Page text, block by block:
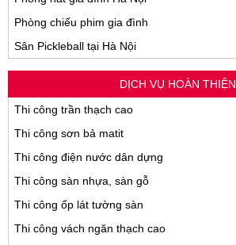
Phòng chiếu phim gia đình
Sân Pickleball tại Hà Nội
DỊCH VỤ HOÀN THIỆN
Thi công trần thạch cao
Thi công sơn bả matit
Thi công điện nước dân dựng
Thi công sàn nhựa, sàn gỗ
Thi công ốp lát tường sàn
Thi công vách ngăn thạch cao